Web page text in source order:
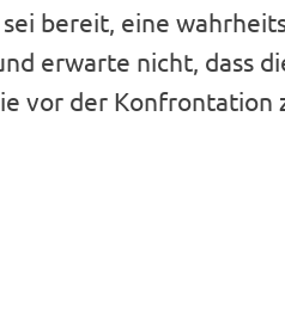
bereit, eine
erwarte nicht, dass
vor der Konfrontation